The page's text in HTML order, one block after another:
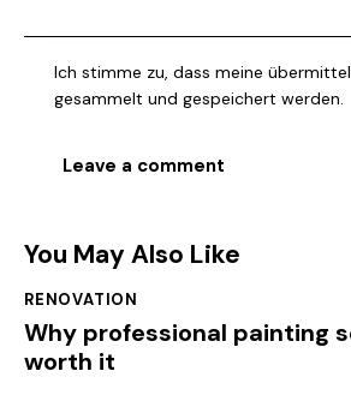
Ich stimme zu, dass meine
gesammelt und gespeichert werden.
You May Also Like
RENOVATION
Why professional painting
worth it